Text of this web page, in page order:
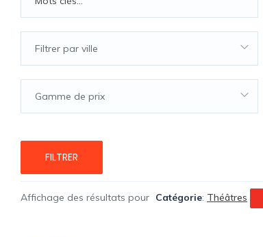
Filtrer par ville
Gamme de prix
FILTRER
Affichage des résultats pour Catégorie: Théâtres